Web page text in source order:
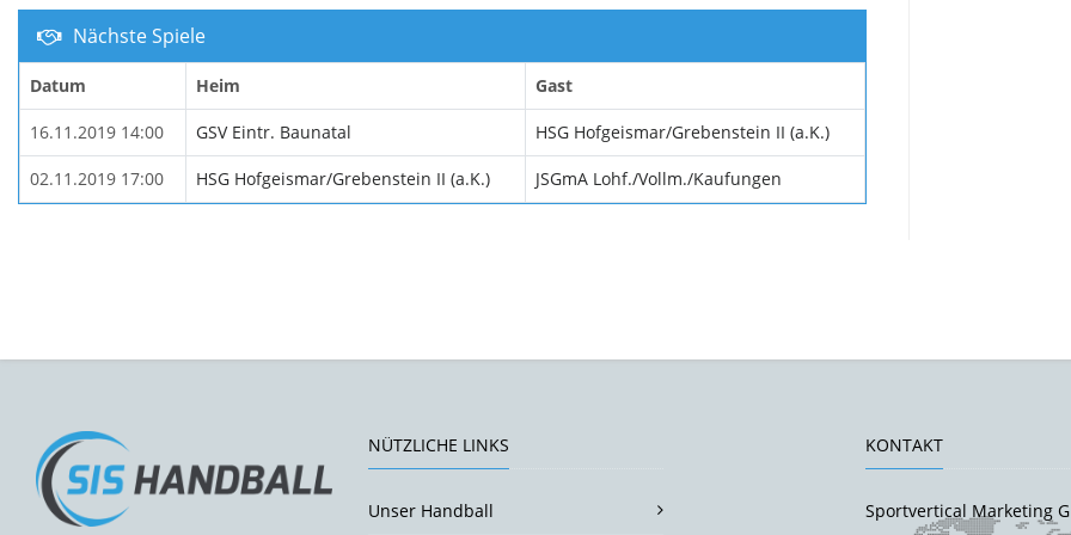
Nächste Spiele
Datum Heim Gast
16.11.2019 14:00 GSV Eintr. Baunatal HSG Hofgeismar/Grebenstein II (a.K.)
02.11.2019 17:00 HSG Hofgeismar/Grebenstein II (a.K.) JSGmA Lohf./Vollm./Kaufungen
NÜTZLICHE LINKS
Unser Handball
KONTAKT
Sportvertical Marketing